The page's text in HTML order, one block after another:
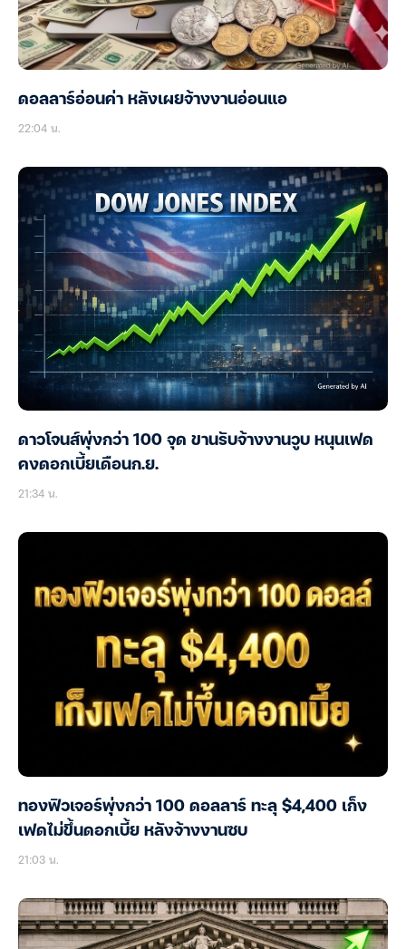
ดอลลาร์อ่อนค่า หลังเผยจ้างงานอ่อนแอ
22:04 น.
ดาวโจนส์พุ่งกว่า 100 จุด ขานรับจ้างงานวูบ หนุนเฟด
คงดอกเบี้ยเดือนก.ย.
21:34 น.
ทองฟิวเจอร์พุ่งกว่า 100 ดอลลาร์ ทะลุ $4,400 เก็ง
เฟดไม่ขึ้นดอกเบี้ย หลังจ้างงานซบ
21:03 น.